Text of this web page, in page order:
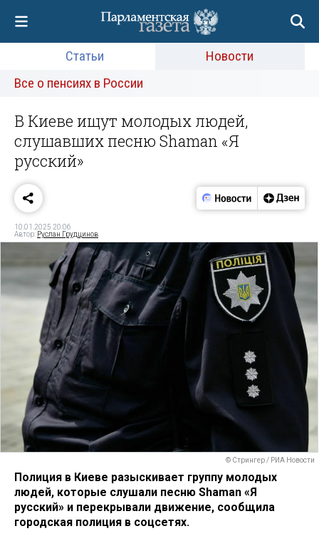
Статьи
Новости
Все о пенсиях в России
В Киеве ищут молодых людей,
слушавших песню Shaman «Я
русский»
10.01.2025 20:06
Автор: Руслан Грудцинов
© Стрингер / РИА Новости
Полиция в Киеве разыскивает группу молодых
людей, которые слушали песню Shaman «Я
русский» и перекрывали движение, сообщила
городская полиция в соцсетях.